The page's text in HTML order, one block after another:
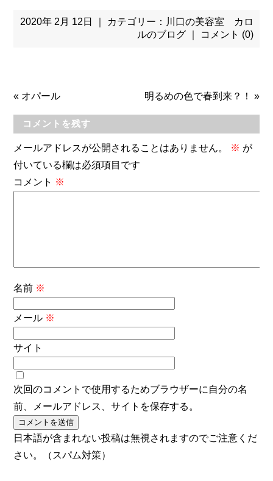
2020年 2月 12日 ｜ カテゴリー： 川口の美容室 カロ
ルのブログ｜ コメント (0)
« オパール 明るめの色で春到来？！ »
コメントを残す
メールアドレスが公開されることはありません。 ※ が
付いている欄は必須項目です
コメント ※
名前 ※
メール ※
サイト
次回のコメントで使用するためブラウザーに自分の名
前、メールアドレス、サイトを保存する。
日本語が含まれない投稿は無視されますのでご注意くだ
さい。（スパム対策）